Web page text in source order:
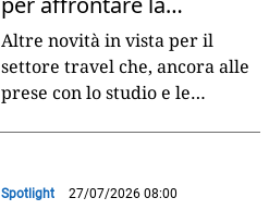
transizione
Altre novità in vista per il
settore travel che, ancora alle
prese con lo studio e le
Spotlight 27/07/2026 08:00